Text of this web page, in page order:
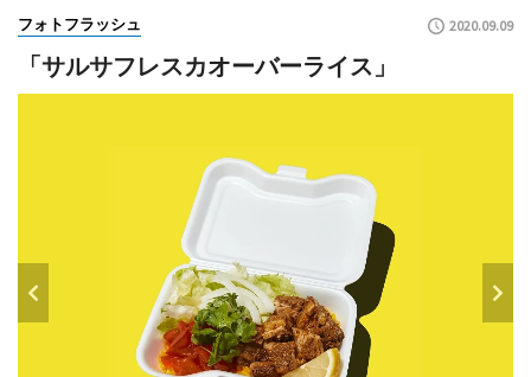
フォトフラッシュ 2020.09.09
「サルサフレスカオーバーライス」